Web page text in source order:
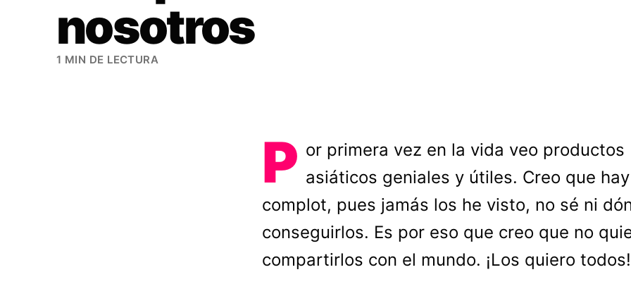
nosotros
1 MIN DE LECTURA
P or primera vez en la vida veo productos
asiáticos geniales y útiles. Creo que
complot, pues jamás los he visto, no sé ni
conseguirlos. Es por eso que creo que no
compartirlos con el mundo. ¡Los quiero todos!